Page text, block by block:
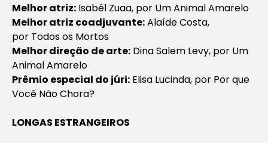
Melhor atriz: Isabél Zuaa, por Um Animal Amarelo
Melhor atriz coadjuvante:Alaíde Costa,
por Todos os Mortos
Melhor direção de arte: Dina Salem Levy, por Um
Animal Amarelo
Prêmio especial do júri: Elisa Lucinda, por Por que
Você Não Chora?
LONGAS ESTRANGEIROS